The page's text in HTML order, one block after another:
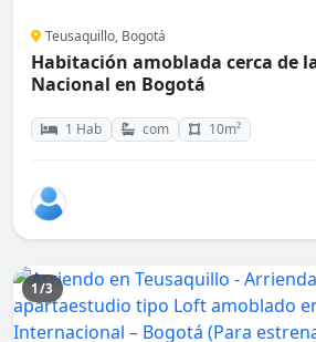
Teusaquillo, Bogotá
Habitación amoblada cerca de
Nacional en Bogotá
1 Hab com 10m²
1/3